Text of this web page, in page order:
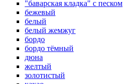
"баварская кладка" с песком
бежевый
белый
белый жемжуг
бордо
бордо тёмный
дюна
желтый
золотистый